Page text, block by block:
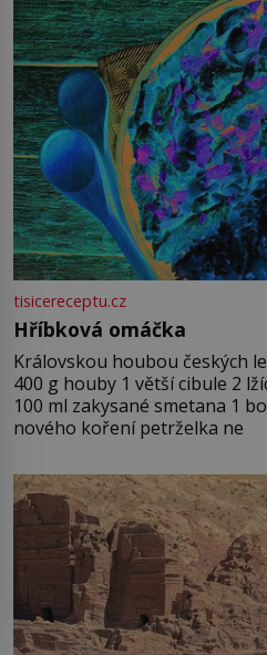
tisicereceptu.cz
Hříbková omáčka
Královskou houbou českých lesů je
400 g houby 1 větší cibule 2
100 ml zakysané smetana 1
nového koření petrželka ne